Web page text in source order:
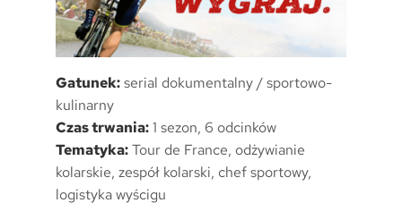
Gatunek:serial dokumentalny / sportowo-
kulinarny
Czas trwania:1 sezon, 6 odcinków
Tematyka:Tour de France, odżywianie
kolarskie, zespół kolarski, chef sportowy,
logistyka wyścigu